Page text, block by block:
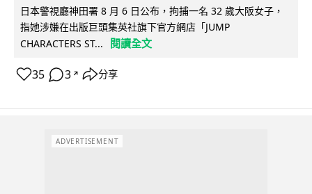
日本警視廳神田署 8 月 6 日公布，拘捕一名 32 歲大阪女子，
指她涉嫌在出版巨頭集英社旗下官方網店「JUMP
CHARACTERS ST...
閱讀全文
35 3 ↗ 分享
ADVERTISEMENT